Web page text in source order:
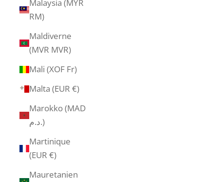
Malaysia (MYR
RM)
Maldiverne
(MVR MVR)
Mali (XOF Fr)
Malta (EUR €)
Marokko (MAD
د.م.)
Martinique
(EUR €)
Mauretanien